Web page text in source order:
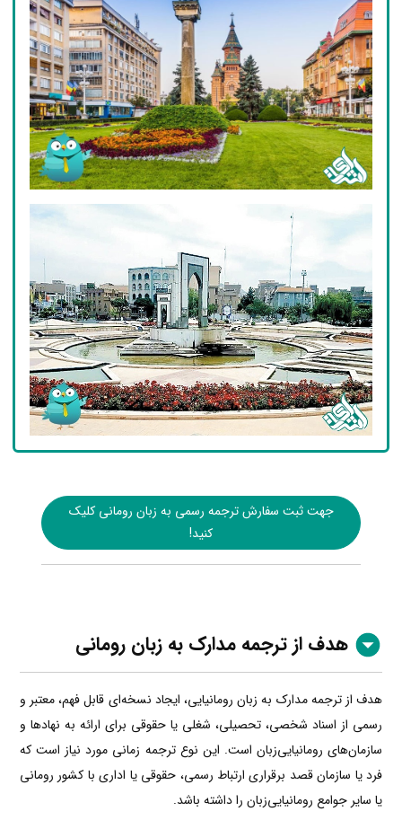
جهت ثبت سفارش ترجمه رسمی به زبان رومانی کلیک
کنید!
هدف از ترجمه مدارک به زبان رومانی
هدف از ترجمه مدارک به زبان رومانیایی، ایجاد نسخه‌ای قابل فهم، معتبر و
رسمی از اسناد شخصی، تحصیلی، شغلی یا حقوقی برای ارائه به نهادها و
سازمان‌های رومانیایی‌زبان است. این نوع ترجمه زمانی مورد نیاز است که
فرد یا سازمان قصد برقراری ارتباط رسمی، حقوقی یا اداری با کشور رومانی
یا سایر جوامع رومانیایی‌زبان را داشته باشد.